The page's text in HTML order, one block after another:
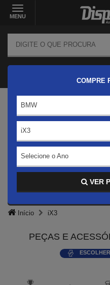
MENU
COMPRE
BMW
iX3
Selecione o Ano
VER
Início iX3
PEÇAS E